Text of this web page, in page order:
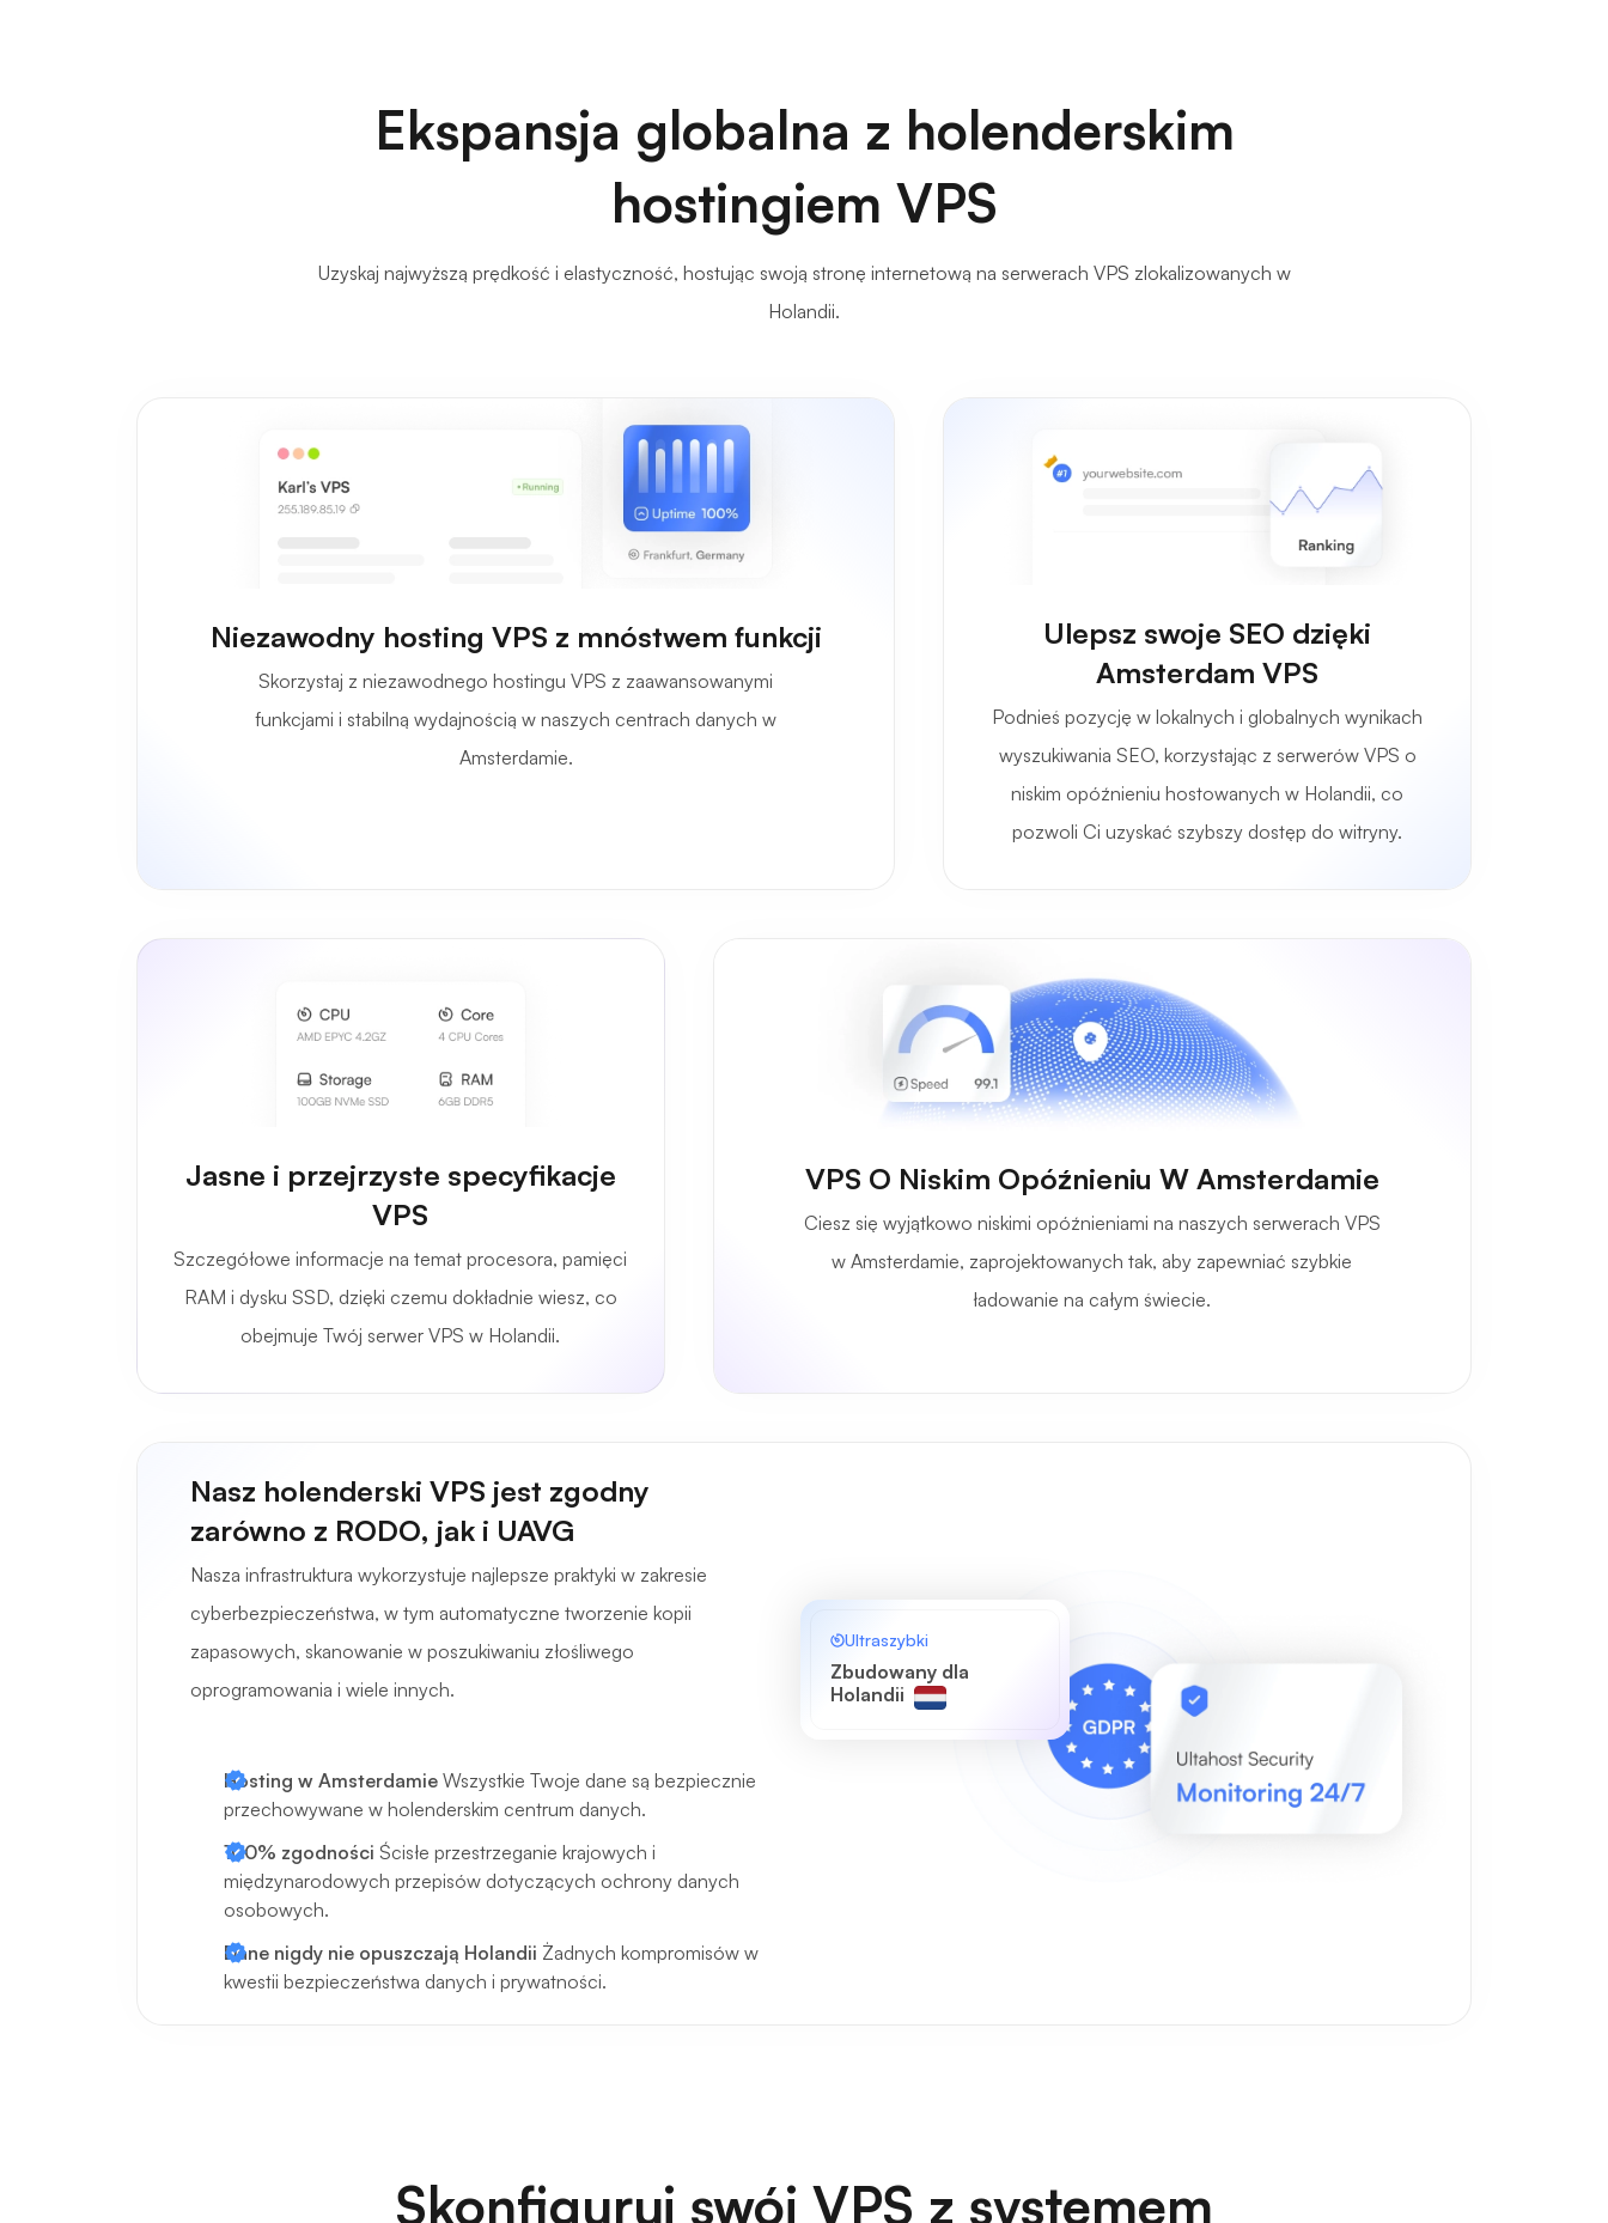
Ekspansja globalna z holenderskim
hostingiem VPS
Uzyskaj najwyższą prędkość i elastyczność, hostując swoją stronę internetową na serwerach VPS zlokalizowanych w
Holandii.
Niezawodny hosting VPS z mnóstwem funkcji
Skorzystaj z niezawodnego hostingu VPS z zaawansowanymi
funkcjami i stabilną wydajnością w naszych centrach danych w
Amsterdamie.
Ulepsz swoje SEO dzięki
Amsterdam VPS
Podnieś pozycję w lokalnych i globalnych wynikach
wyszukiwania SEO, korzystając z serwerów VPS o
niskim opóźnieniu hostowanych w Holandii, co
pozwoli Ci uzyskać szybszy dostęp do witryny.
Jasne i przejrzyste specyfikacje
VPS
Szczegółowe informacje na temat procesora, pamięci
RAM i dysku SSD, dzięki czemu dokładnie wiesz, co
obejmuje Twój serwer VPS w Holandii.
VPS O Niskim Opóźnieniu W Amsterdamie
Ciesz się wyjątkowo niskimi opóźnieniami na naszych serwerach VPS
w Amsterdamie, zaprojektowanych tak, aby zapewniać szybkie
ładowanie na całym świecie.
Nasz holenderski VPS jest zgodny
zarówno z RODO, jak i UAVG
Nasza infrastruktura wykorzystuje najlepsze praktyki w zakresie
cyberbezpieczeństwa, w tym automatyczne tworzenie kopii
zapasowych, skanowanie w poszukiwaniu złośliwego
oprogramowania i wiele innych.
Hosting w Amsterdamie Wszystkie Twoje dane są bezpiecznie
przechowywane w holenderskim centrum danych.
100% zgodności Ścisłe przestrzeganie krajowych i
międzynarodowych przepisów dotyczących ochrony danych
osobowych.
Dane nigdy nie opuszczają Holandii Żadnych kompromisów w
kwestii bezpieczeństwa danych i prywatności.
Ultraszybki
Zbudowany dla
Holandii
Skonfiguruj swój VPS z systemem